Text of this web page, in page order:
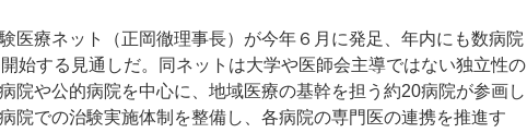
医療ネット（正岡徹理事長）が今年６月に発足、年内にも数病院
始する見通しだ。同ネットは大学や医師会主導ではない独立性の
院や公的病院を中心に、地域医療の基幹を担う約20病院が参画し
院での治験実施体制を整備し、各病院の専門医の連携を推進す